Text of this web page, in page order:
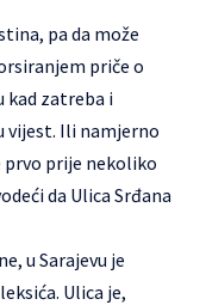
pa da može
priče o
kad zatreba i
vijest. Ili namjerno
prvo prije nekoliko
da Ulica Srđana
u Sarajevu je
Ulica je,